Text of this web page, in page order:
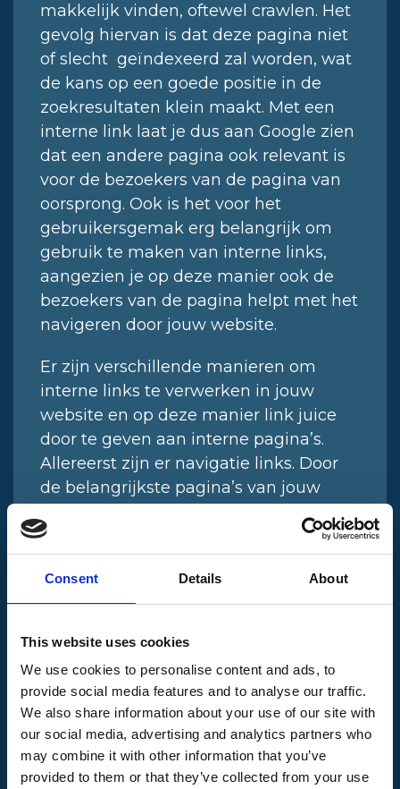
Consent Details About
This website uses cookies
We use cookies to personalise content and ads, to
provide social media features and to analyse our traffic.
We also share information about your use of our site with
our social media, advertising and analytics partners who
may combine it with other information that you’ve
provided to them or that they’ve collected from your use
makkelijk vinden, oftewel crawlen. Het
gevolg hiervan is dat deze pagina niet
of slecht geïndexeerd zal worden, wat
de kans op een goede positie in de
zoekresultaten klein maakt. Met een
interne link laat je dus aan Google zien
dat een andere pagina ook relevant is
voor de bezoekers van de pagina van
oorsprong. Ook is het voor het
gebruikersgemak erg belangrijk om
gebruik te maken van interne links,
aangezien je op deze manier ook de
bezoekers van de pagina helpt met het
navigeren door jouw website.
Er zijn verschillende manieren om
interne links te verwerken in jouw
website en op deze manier link juice
door te geven aan interne pagina’s.
Allereerst zijn er navigatie links. Door
de belangrijkste pagina’s van jouw
vermelden, genereer je van iedere
pagina op de website een interne link
naar die belangrijkste pagina’s. Links in
het menu zijn daardoor dus erg veel
waard. Daarnaast kun je
Omdat de content om de link heen ook
erg belangrijk is voor Google, zal je met
een content link in de meeste gevallen
meer linkjuice meegeven dan met een
navigatie link, ook al is het verschil